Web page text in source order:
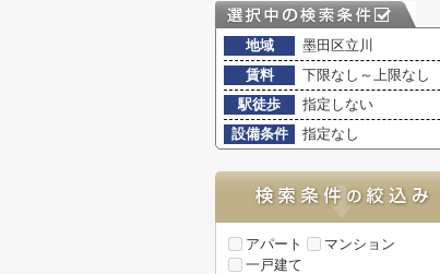
地域
墨田区立川
賃料
下限なし～上限なし
駅徒歩
指定しない
設備条件
指定なし
アパート
マンション
一戸建て